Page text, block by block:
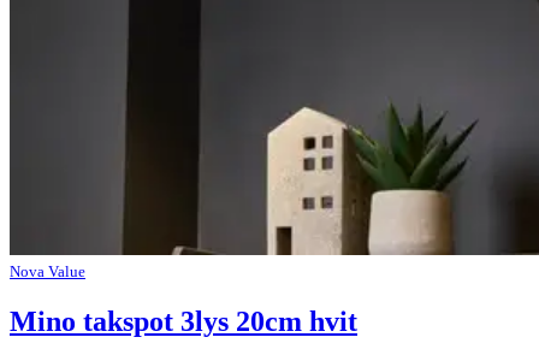
Nova Value
Mino takspot 3lys 20cm hvit